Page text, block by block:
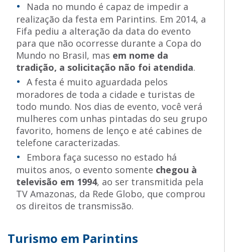
Nada no mundo é capaz de impedir a
realização da festa em Parintins. Em 2014, a
Fifa pediu a alteração da data do evento
para que não ocorresse durante a Copa do
Mundo no Brasil, mas em nome da
tradição, a solicitação não foi atendida.
A festa é muito aguardada pelos
moradores de toda a cidade e turistas de
todo mundo. Nos dias de evento, você verá
mulheres com unhas pintadas do seu grupo
favorito, homens de lenço e até cabines de
telefone caracterizadas.
Embora faça sucesso no estado há
muitos anos, o evento somente chegou à
televisão em 1994, ao ser transmitida pela
TV Amazonas, da Rede Globo, que comprou
os direitos de transmissão.
Turismo em Parintins